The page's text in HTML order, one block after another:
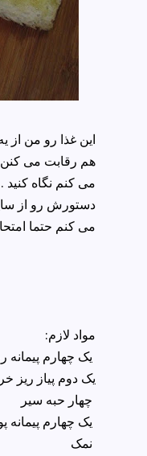
این غذا رو من
هم رقابت می کنن
می کنم نگاه کنید
دستورش رو از
می کنم حتما
:مواد لازم
یک دوم پیاز ریز